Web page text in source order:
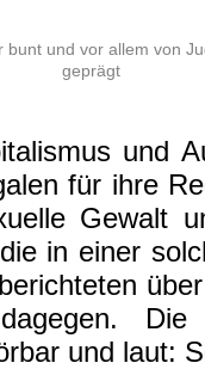
bunt und vor allem von
geprägt
und
für ihre
Gewalt
in einer
Die
und laut: